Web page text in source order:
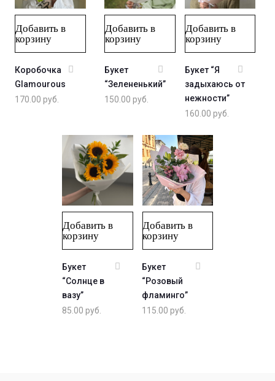
Добавить в
корзину
Коробочка
Glamourous
170.00 руб.
Добавить в
корзину
Букет
“Зелененький”
150.00 руб.
Добавить в
корзину
Букет “Я
задыхаюсь от
нежности”
160.00 руб.
Добавить в
корзину
Букет
“Солнце в
вазу”
85.00 руб.
Добавить в
корзину
Букет
“Розовый
фламинго”
115.00руб.